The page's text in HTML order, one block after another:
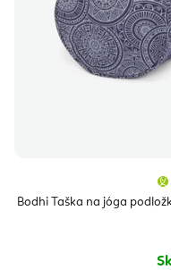
Bodhi Taška na jóga